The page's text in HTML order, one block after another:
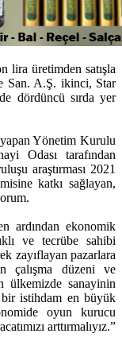
lira üretimden satışla
San. A.Ş. ikinci, Star
dördüncü sırda yer
yapan Yönetim Kurulu
Odası tarafından
araştırması 2021
katkı sağlayan,
ardından ekonomik
ve tecrübe sahibi
zayıflayan pazarlara
çalışma düzeni ve
ülkemizde sanayinin
bir istihdam en büyük
oyun kurucu
arttırmalıyız.”